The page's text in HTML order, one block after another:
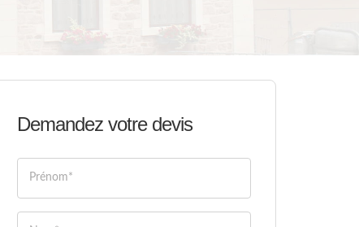
Demandez votre devis